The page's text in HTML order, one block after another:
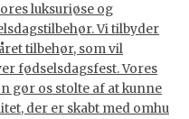
luksuriøse og
Vi tilbyder
tilbehør, som vil
fødselsdagsfest. Vores
gør os stolte af at kunne
der er skabt med omhu